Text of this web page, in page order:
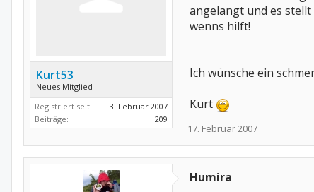
Kurt53
Neues Mitglied
Registriert seit:
3. Februar 2007
Beiträge:
209
angelangt und es stellt
wenns hilft!
Ich wünsche ein
Kurt
17. Februar 2007
Humira